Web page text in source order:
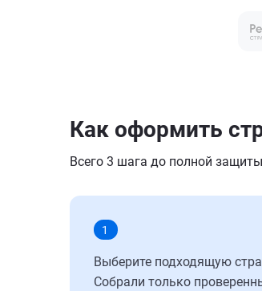
Как оформить
Всего 3 шага до полной
1
Выберите подходящую
Собрали только